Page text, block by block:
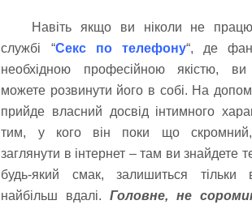
Навіть якщо ви ніколи не
службі “Секс по телефону“, де
необхідною професійною якістю, ви
можете розвинути його в собі. На
прийде власний досвід інтимного
тим, у кого він поки що
заглянути в інтернет – там ви знайдете
будь-який смак, залишиться тільки
найбільш вдалі. Головне, не